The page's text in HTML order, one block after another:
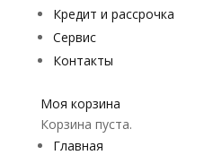
Кредит и рассрочка
Сервис
Контакты
Моя корзина
Корзина пуста.
Главная